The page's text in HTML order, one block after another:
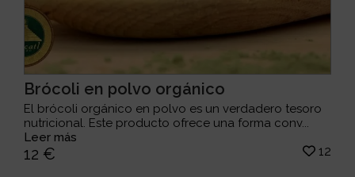
Brócoli en polvo orgánico
El brócoli orgánico en polvo es un verdadero tesoro
nutricional. Este producto ofrece una forma conv...
Leer más
12 € 12